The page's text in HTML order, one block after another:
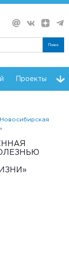
Поиск
Проекты
Новосибирская